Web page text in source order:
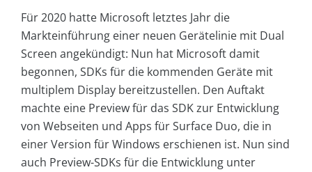
Für 2020 hatte Microsoft letztes Jahr die
Markteinführung einer neuen Gerätelinie mit Dual
Screen angekündigt: Nun hat Microsoft damit
begonnen, SDKs für die kommenden Geräte mit
multiplem Display bereitzustellen. Den Auftakt
machte eine Preview für das SDK zur Entwicklung
von Webseiten und Apps für Surface Duo, die in
einer Version für Windows erschienen ist. Nun sind
auch Preview-SDKs für die Entwicklung unter